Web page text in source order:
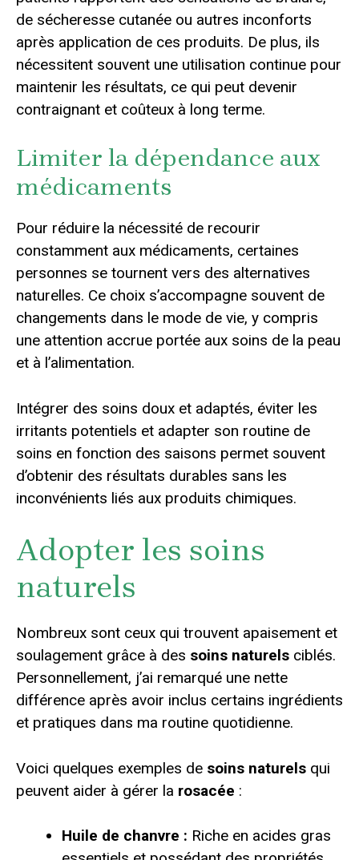
de sécheresse cutanée ou autres inconforts
après application de ces produits. De plus, ils
nécessitent souvent une utilisation continue pour
maintenir les résultats, ce qui peut devenir
contraignant et coûteux à long terme.
Limiter la dépendance aux
médicaments
Pour réduire la nécessité de recourir
constamment aux médicaments, certaines
personnes se tournent vers des alternatives
naturelles. Ce choix s’accompagne souvent de
changements dans le mode de vie, y compris
une attention accrue portée aux soins de la peau
et à l’alimentation.
Intégrer des soins doux et adaptés, éviter les
irritants potentiels et adapter son routine de
soins en fonction des saisons permet souvent
d’obtenir des résultats durables sans les
inconvénients liés aux produits chimiques.
Adopter les soins
naturels
Nombreux sont ceux qui trouvent apaisement et
soulagement grâce à des soins naturels ciblés.
Personnellement, j’ai remarqué une nette
différence après avoir inclus certains ingrédients
et pratiques dans ma routine quotidienne.
Voici quelques exemples de soins naturels qui
peuvent aider à gérer la rosacée :
Huile de chanvre : Riche en acides gras